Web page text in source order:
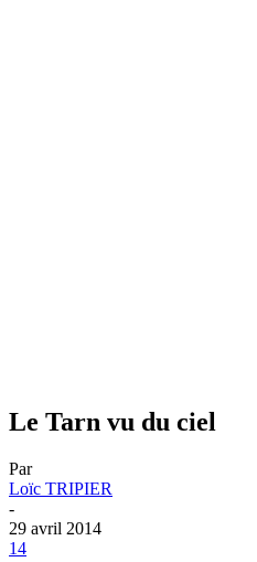
Le Tarn vu du ciel
Par
Loïc TRIPIER
-
29 avril 2014
14